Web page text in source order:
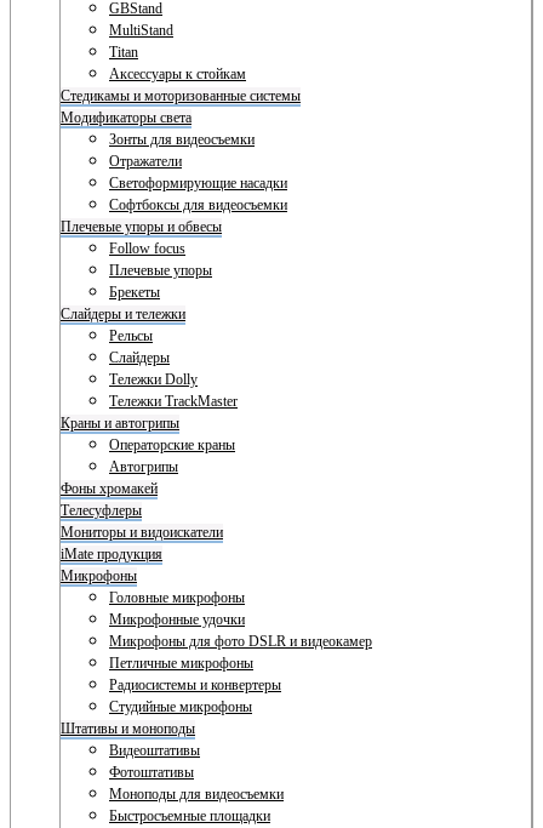
GBStand
MultiStand
Titan
Аксессуары к стойкам
Стедикамы и моторизованные системы
Модификаторы света
Зонты для видеосъемки
Отражатели
Светоформирующие насадки
Софтбоксы для видеосъемки
Плечевые упоры и обвесы
Follow focus
Плечевые упоры
Брекеты
Слайдеры и тележки
Рельсы
Слайдеры
Тележки Dolly
Тележки TrackMaster
Краны и автогрипы
Операторские краны
Автогрипы
Фоны хромакей
Телесуфлеры
Мониторы и видоискатели
iMate продукция
Микрофоны
Головные микрофоны
Микрофонные удочки
Микрофоны для фото DSLR и видеокамер
Петличные микрофоны
Радиосистемы и конвертеры
Студийные микрофоны
Штативы и моноподы
Видеоштативы
Фотоштативы
Моноподы для видеосъемки
Быстросъемные площадки